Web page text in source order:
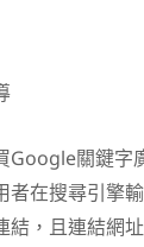
Google關鍵字
者在搜尋引擎
結，且連結網